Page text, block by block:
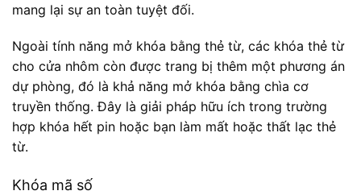
mang lại sự an toàn tuyệt đối.
Ngoài tính năng mở khóa bằng thẻ từ, các khóa thẻ từ
cho cửa nhôm còn được trang bị thêm một phương án
dự phòng, đó là khả năng mở khóa bằng chìa cơ
truyền thống. Đây là giải pháp hữu ích trong trường
hợp khóa hết pin hoặc bạn làm mất hoặc thất lạc thẻ
từ.
Khóa mã số